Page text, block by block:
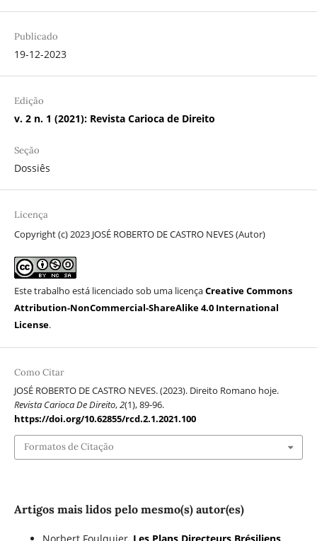
Publicado
19-12-2023
Edição
v. 2 n. 1 (2021): Revista Carioca de Direito
Seção
Dossiês
Licença
Copyright (c) 2023 JOSÉ ROBERTO DE CASTRO NEVES (Autor)
Este trabalho está licenciado sob uma licençaCreative Commons
Attribution-NonCommercial-ShareAlike 4.0 International
License.
Como Citar
JOSÉ ROBERTO DE CASTRO NEVES. (2023). Direito Romano hoje.
Revista Carioca De Direito,2(1), 89-96.
https://doi.org/10.62855/rcd.2.1.2021.100
Formatos de Citação
Artigos mais lidos pelo mesmo(s) autor(es)
Norbert Foulquier, Les Plans Directeurs Brésiliens